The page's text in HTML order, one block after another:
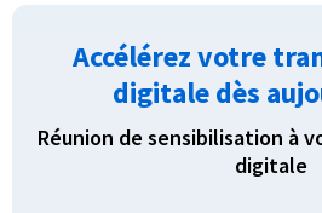
Accélérez votre
digitale dès
Réunion de sensibilisation à
digitale